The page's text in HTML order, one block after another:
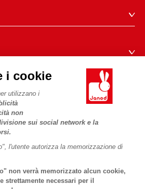
i cookie
utilizzano i
non
sui social network e la
l'utente autorizza la memorizzazione di
non verrà memorizzato alcun cookie,
strettamente necessari per il
scaricare